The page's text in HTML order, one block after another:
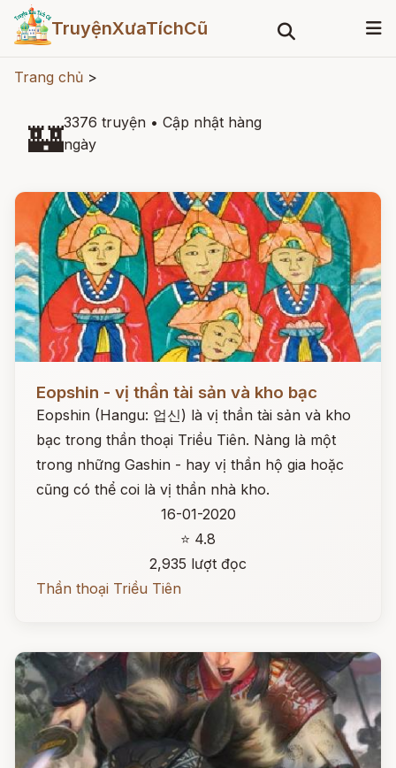
TruyệnXưaTíchCũ
Trang chủ >
🏰3376 truyện • Cập nhật hàng
ngày
Eopshin - vị thần tài sản và kho bạc
Eopshin (Hangu: 업신) là vị thần tài sản và kho
bạc trong thần thoại Triều Tiên. Nàng là một
trong những Gashin - hay vị thần hộ gia hoặc
cũng có thể coi là vị thần nhà kho.
16-01-2020
⭐ 4.8
2,935 lượt đọc
Thần thoại Triều Tiên